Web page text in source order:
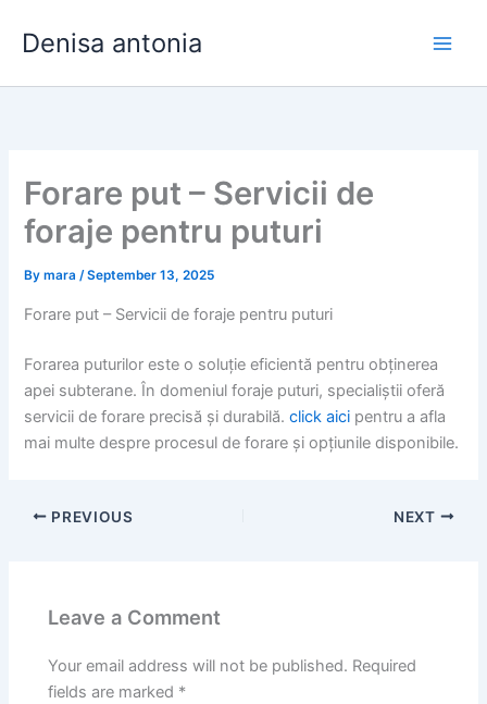
Denisa antonia
Forare put – Servicii de
foraje pentru puturi
Bymara/September 13, 2025
Forare put – Servicii de foraje pentru puturi
Forarea puturilor este o soluție eficientă pentru obținerea
apei subterane. În domeniul foraje puturi, specialiștii oferă
servicii de forare precisă și durabilă.click aici pentru a afla
mai multe despre procesul de forare și opțiunile disponibile.
PREVIOUS NEXT
Leave a Comment
Your email address will not be published. Required
fields are marked *